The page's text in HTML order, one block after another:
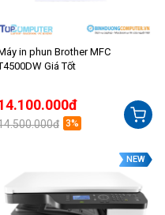
in phun Brother MFC
Giá Tốt
3%
NEW